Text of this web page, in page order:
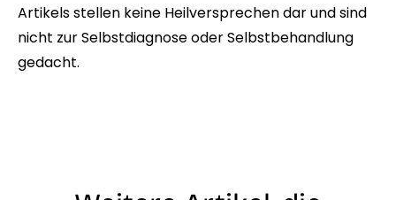
Artikels stellen keine Heilversprechen dar und sind
nicht zur Selbstdiagnose oder Selbstbehandlung
gedacht.